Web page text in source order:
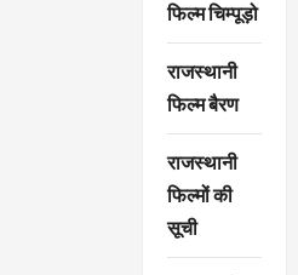
फिल्म चिम्पूड़ो
राजस्थानी
फिल्म बैरण
राजस्थानी
फिल्मों की
सूची